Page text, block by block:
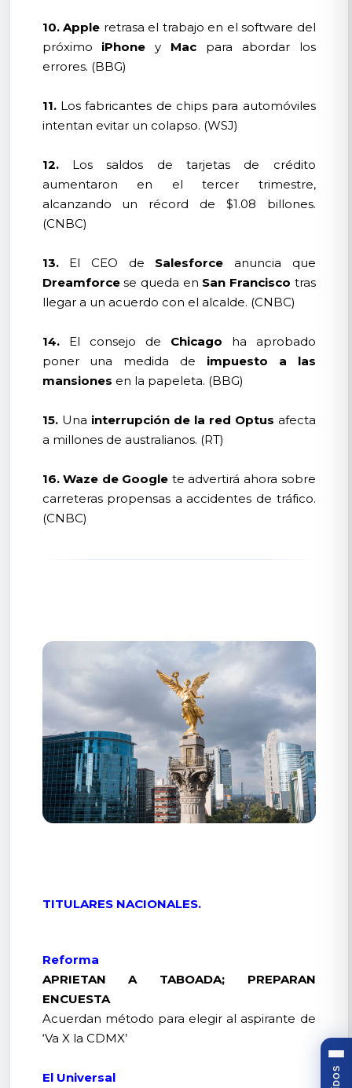
10. Apple retrasa el trabajo en el software del
próximo iPhone y Mac para abordar los
errores. (BBG)
11.Los fabricantes de chips para automóviles
intentan evitar un colapso. (WSJ)
12.Los saldos de tarjetas de crédito
aumentaron en el tercer trimestre,
alcanzando un récord de $1.08 billones.
(CNBC)
13.El CEO de Salesforce anuncia que
Dreamforcese queda en San Francisco tras
llegar a un acuerdo con el alcalde. (CNBC)
14.El consejo de Chicago ha aprobado
poner una medida de impuesto a las
mansiones en la papeleta. (BBG)
15.Una interrupción de la red Optus afecta
a millones de australianos. (RT)
16. Waze de Google te advertirá ahora sobre
carreteras propensas a accidentes de tráfico.
(CNBC)
TITULARES NACIONALES.
Reforma
APRIETAN A TABOADA; PREPARAN
ENCUESTA
Acuerdan método para elegir al aspirante de
‘Va X la CDMX’
El Universal